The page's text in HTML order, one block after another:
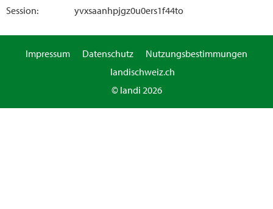
Session:
yvxsaanhpjgz0u0ers1f44to
Impressum Datenschutz
Nutzungsbestimmungen
landischweiz.ch
© landi 2026